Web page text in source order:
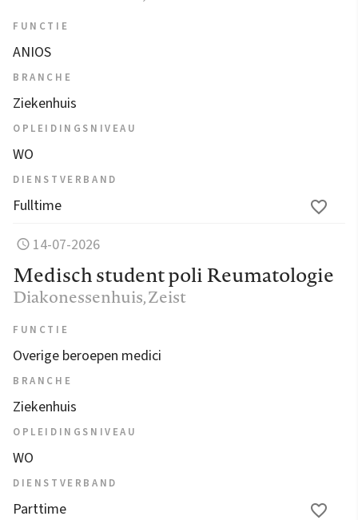
FUNCTIE
ANIOS
BRANCHE
Ziekenhuis
OPLEIDINGSNIVEAU
WO
DIENSTVERBAND
Fulltime
14-07-2026
Medisch student poli Reumatologie
Diakonessenhuis, Zeist
FUNCTIE
Overige beroepen medici
BRANCHE
Ziekenhuis
OPLEIDINGSNIVEAU
WO
DIENSTVERBAND
Parttime